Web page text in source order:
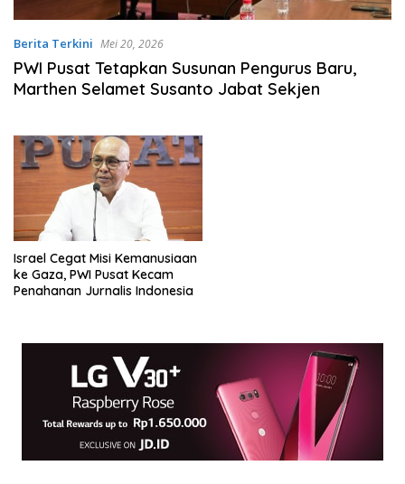
Berita Terkini Mei 20, 2026
PWI Pusat Tetapkan Susunan Pengurus Baru,
Marthen Selamet Susanto Jabat Sekjen
Israel Cegat Misi Kemanusiaan
ke Gaza, PWI Pusat Kecam
Penahanan Jurnalis Indonesia